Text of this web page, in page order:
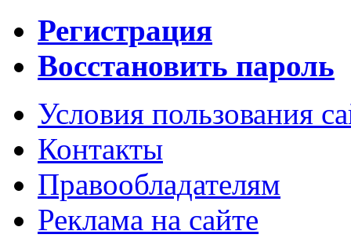
Регистрация
Восстановить пароль
Условия пользования
Контакты
Правообладателям
Реклама на сайте